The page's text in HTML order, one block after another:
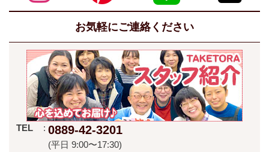
お気軽にご連絡ください
TEL 0889-42-3201
(平日 9:00〜17:30)